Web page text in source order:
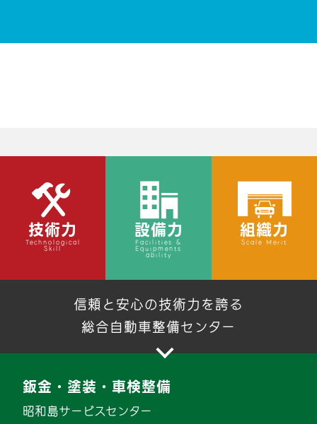
技術力
Technological
Skill
設備力
Facilities &
Equipments
ability
組織力
Scale Merit
信頼と安心の技術力を誇る
総合自動車整備センター
鈑金・塗装・車検整備
昭和島サービスセンター